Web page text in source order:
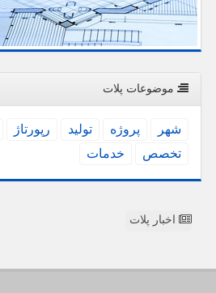
موضوعات پلات
شهر پروژه تولید رپورتاژ
تخصص
خدمات
اخبار پلات